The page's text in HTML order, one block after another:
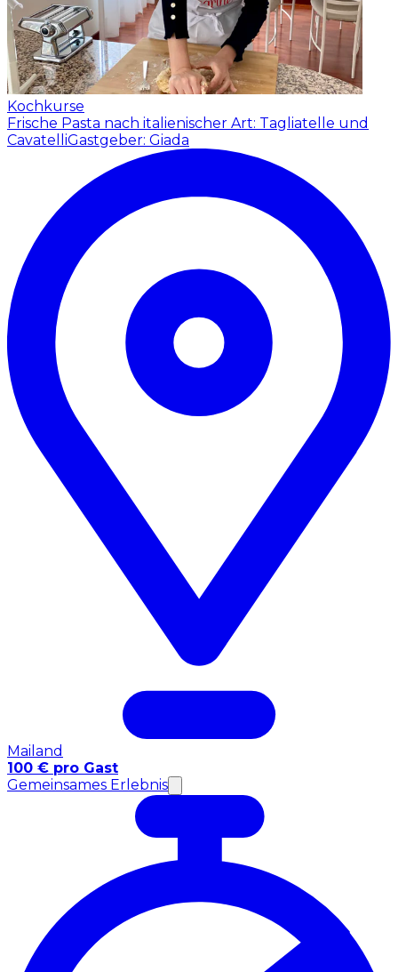
Kochkurse
Frische Pasta nach italienischer Art: Tagliatelle und
CavatelliGastgeber: Giada
Mailand
100 € pro Gast
Gemeinsames Erlebnis